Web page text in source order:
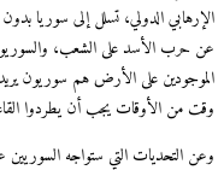
الدولي، تسلل إلى سوريا بدون
الأسد على الشعب، والسوريون لا
على الأرض هم سوريون
من الأوقات يجب أن يطردوا القاعدة
التحديات التي ستواجه السوريين